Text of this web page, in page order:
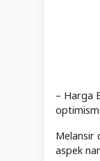
– Harga
Melansir
aspek